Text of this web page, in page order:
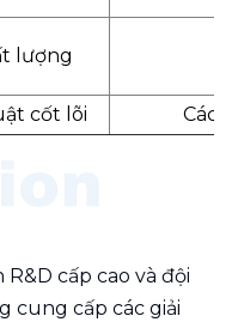
lượng
cốt lõi Các
cấp cao và đội
cung cấp các giải